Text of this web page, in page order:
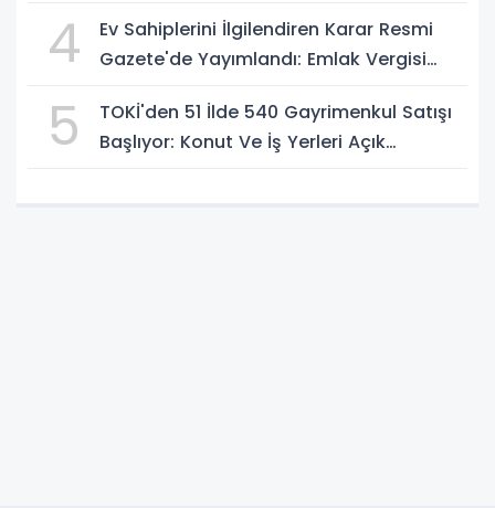
4
Ev Sahiplerini İlgilendiren Karar Resmi
Gazete'de Yayımlandı: Emlak Vergisi
5
TOKİ'den 51 İlde 540 Gayrimenkul Satışı
Başlıyor: Konut Ve İş Yerleri Açık